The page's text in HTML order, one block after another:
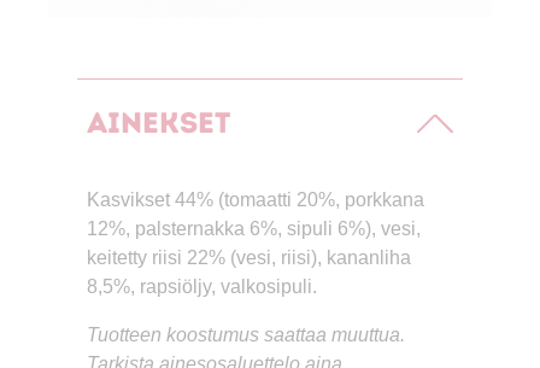
Ainekset
Kasvikset 44% (tomaatti 20%, porkkana
12%, palsternakka 6%, sipuli 6%), vesi,
keitetty riisi 22% (vesi, riisi), kananliha
8,5%, rapsiöljy, valkosipuli.
Tuotteen koostumus saattaa muuttua.